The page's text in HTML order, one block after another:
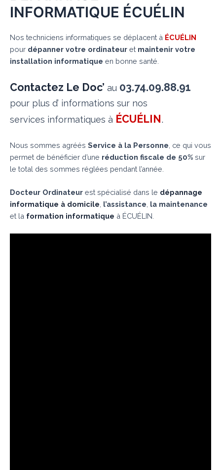
INFORMATIQUE ÉCUÉLIN
Nos techniciens informatiques se déplacent à ÉCUÉLIN
pour dépanner votre ordinateur et maintenir votre
installation informatique en bonne santé.
Contactez Le Doc’ au 03.74.09.88.91
pour plus d’ informations sur nos
services informatiques à ÉCUÉLIN.
Nous sommes agréés Service à la Personne , ce qui vous
permet de bénéficier d’une réduction fiscale de 50% sur
le total des sommes réglées pendant l’année.
Docteur Ordinateur est spécialisé dans le dépannage
informatique à domicile l’assistance la maintenance
et la formation informatique à ÉCUÉLIN.